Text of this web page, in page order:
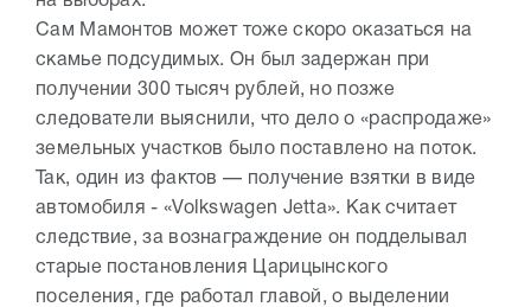
Сам Мамонтов может тоже скоро оказаться на
скамье подсудимых. Он был задержан при
получении 300 тысяч рублей, но позже
следователи выяснили, что дело о «распродаже»
земельных участков было поставлено на поток.
Так, один из фактов — получение взятки в виде
автомобиля - «Volkswagen Jetta». Как считает
следствие, за вознаграждение он подделывал
старые постановления Царицынского
поселения, где работал главой, о выделении